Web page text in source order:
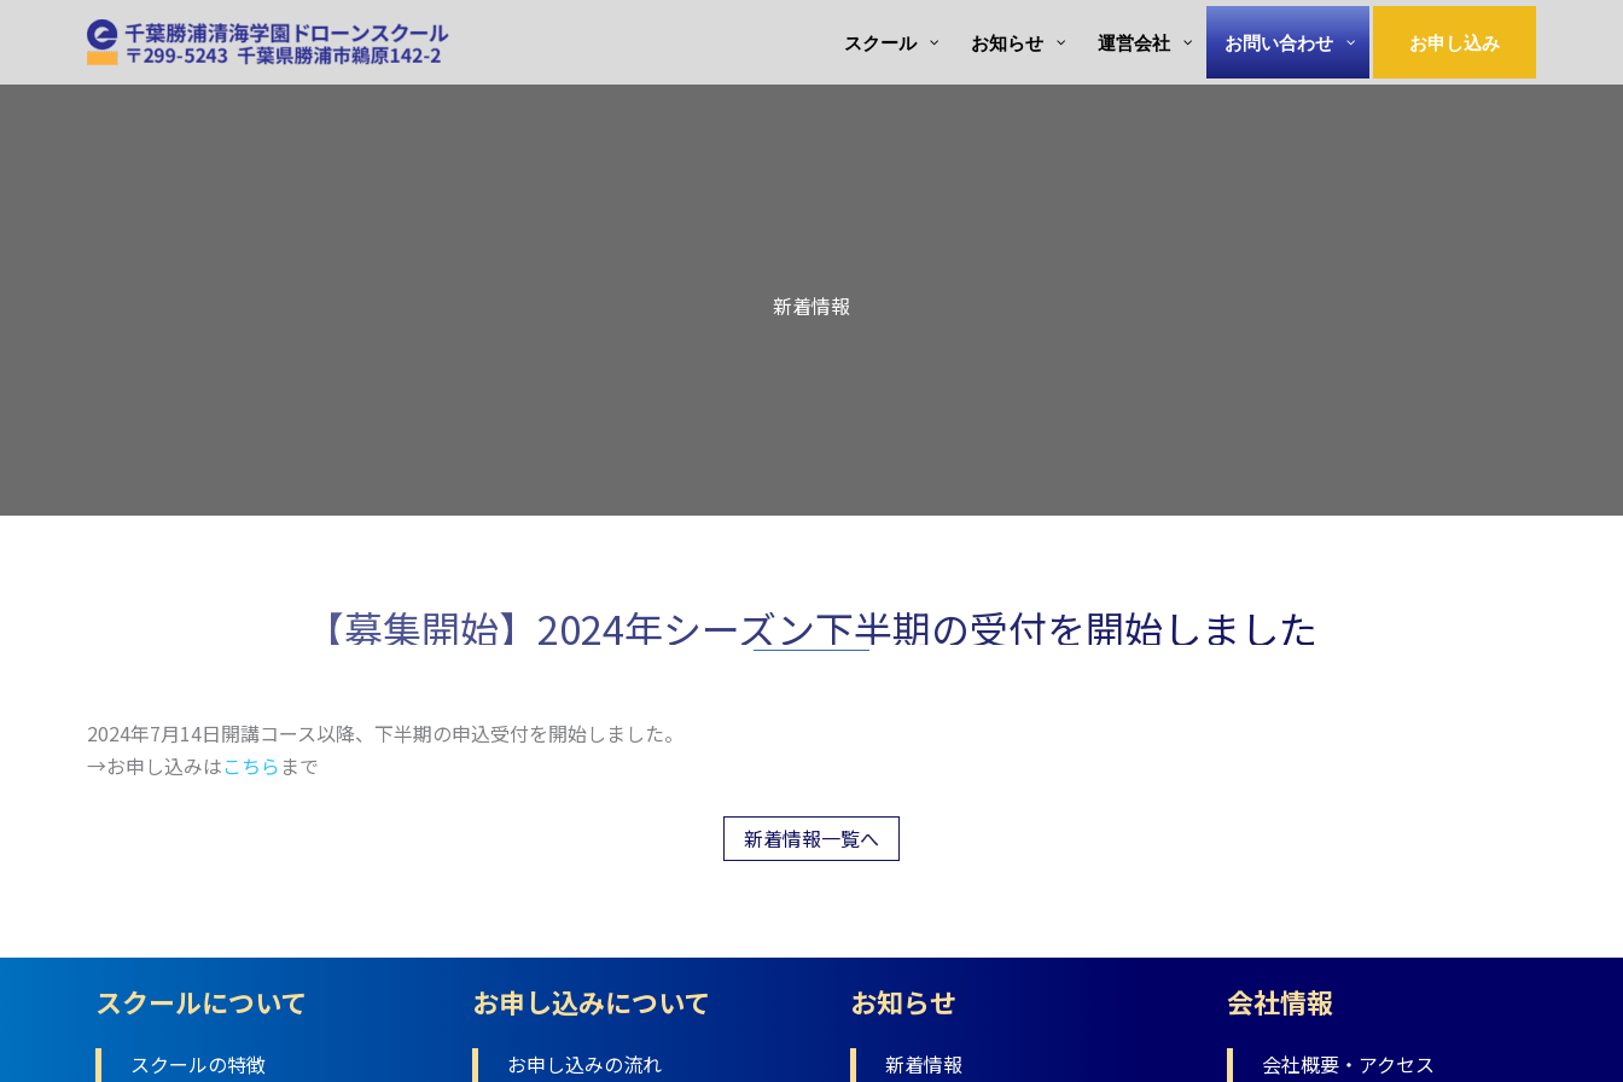
を
スクール お知らせ 運営会社 お問い合わせ お申し込み
新着情報
【募集開始】2024年シーズン下半期の受付を開始しました
2024年7月14日開講コース以降、下半期の申込受付を開始しました。
→お申し込みはこちら まで
新着情報一覧へ
スクールについて
スクールの特徴
お申し込みについて
お申し込みの流れ
お知らせ
新着情報
会社情報
会社概要・アクセス